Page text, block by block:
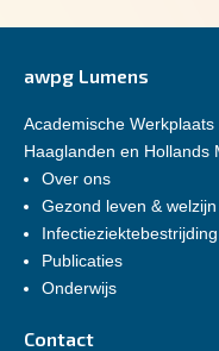
awpg Lumens
Academische
Haaglanden en Hollands
Over ons
Gezond leven & welzijn
Infectieziektebestrijding
Publicaties
Onderwijs
Contact